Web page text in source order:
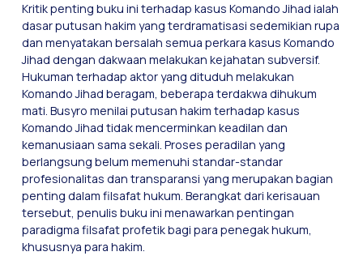
Kritik penting buku ini terhadap kasus Komando Jihad ialah
dasar putusan hakim yang terdramatisasi sedemikian rupa
dan menyatakan bersalah semua perkara kasus Komando
Jihad dengan dakwaan melakukan kejahatan subversif.
Hukuman terhadap aktor yang dituduh melakukan
Komando Jihad beragam, beberapa terdakwa dihukum
mati. Busyro menilai putusan hakim terhadap kasus
Komando Jihad tidak mencerminkan keadilan dan
kemanusiaan sama sekali. Proses peradilan yang
berlangsung belum memenuhi standar-standar
profesionalitas dan transparansi yang merupakan bagian
penting dalam filsafat hukum. Berangkat dari kerisauan
tersebut, penulis buku ini menawarkan pentingan
paradigma filsafat profetik bagi para penegak hukum,
khususnya para hakim.